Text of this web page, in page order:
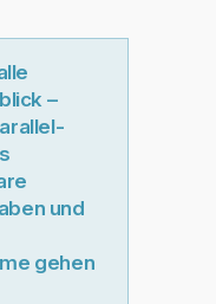
–
und
gehen